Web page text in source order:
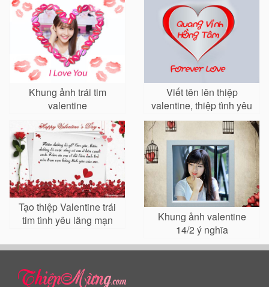
Khung ảnh trái tim
valentine
Viết tên lên thiệp
valentine, thiệp tình yêu
Tạo thiệp Valentine trái
tim tình yêu lãng mạn
Khung ảnh valentine
14/2 ý nghĩa